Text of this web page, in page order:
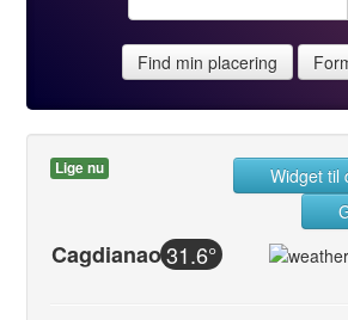
Find min placering
Lige nu
Widget til
Cagdianao31.6°